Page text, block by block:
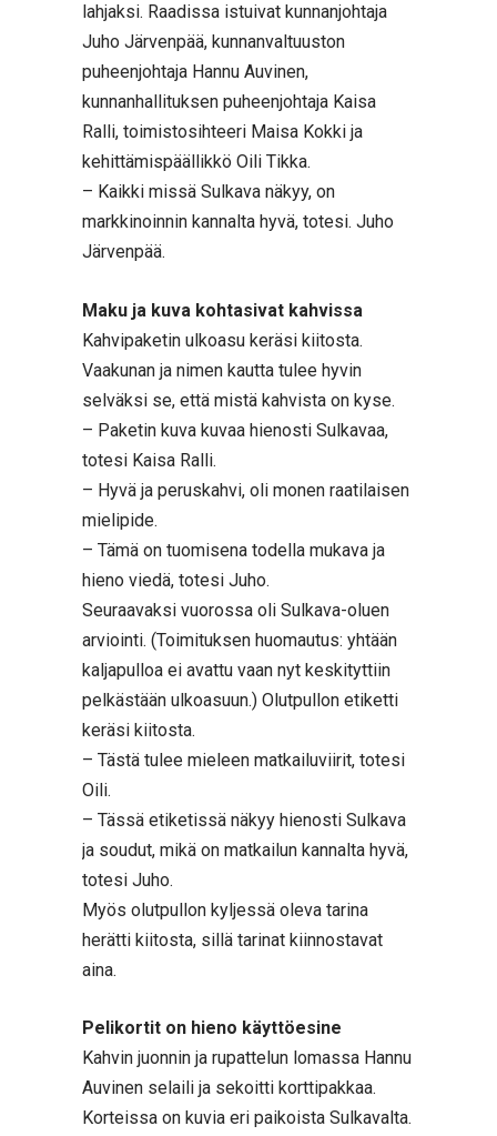
lahjaksi. Raadissa istuivat kunnanjohtaja
Juho Järvenpää, kunnanvaltuuston
puheenjohtaja Hannu Auvinen,
kunnanhallituksen puheenjohtaja Kaisa
Ralli, toimistosihteeri Maisa Kokki ja
kehittämispäällikkö Oili Tikka.
– Kaikki missä Sulkava näkyy, on
markkinoinnin kannalta hyvä, totesi. Juho
Järvenpää.
Maku ja kuva kohtasivat kahvissa
Kahvipaketin ulkoasu keräsi kiitosta.
Vaakunan ja nimen kautta tulee hyvin
selväksi se, että mistä kahvista on kyse.
– Paketin kuva kuvaa hienosti Sulkavaa,
totesi Kaisa Ralli.
– Hyvä ja peruskahvi, oli monen raatilaisen
mielipide.
– Tämä on tuomisena todella mukava ja
hieno viedä, totesi Juho.
Seuraavaksi vuorossa oli Sulkava-oluen
arviointi. (Toimituksen huomautus: yhtään
kaljapulloa ei avattu vaan nyt keskityttiin
pelkästään ulkoasuun.) Olutpullon etiketti
keräsi kiitosta.
– Tästä tulee mieleen matkailuviirit, totesi
Oili.
– Tässä etiketissä näkyy hienosti Sulkava
ja soudut, mikä on matkailun kannalta hyvä,
totesi Juho.
Myös olutpullon kyljessä oleva tarina
herätti kiitosta, sillä tarinat kiinnostavat
aina.
Pelikortit on hieno käyttöesine
Kahvin juonnin ja rupattelun lomassa Hannu
Auvinen selaili ja sekoitti korttipakkaa.
Korteissa on kuvia eri paikoista Sulkavalta.